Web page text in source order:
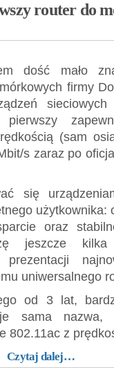
router do
dość mało
firmy
(sam
s zaraz po
się
użytkownika:
oraz
jeszcze kilka
uniwersalnego
od 3 lat,
sama nazwa,
802.11ac z
Czytaj dalej…